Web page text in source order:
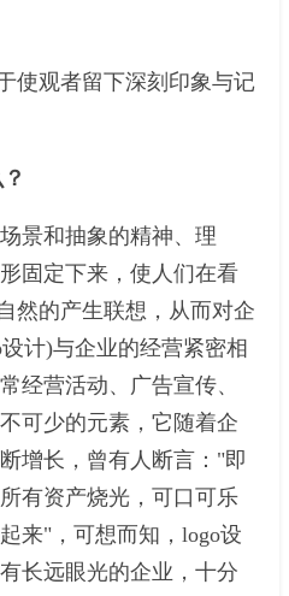
使观者留下深刻印象与记
景和抽象的精神、理
固定下来，使人们在看
然的产生联想，从而对企
计)与企业的经营紧密相
经营活动、广告宣传、
可少的元素，它随着企
增长，曾有人断言："即
有资产烧光，可口可乐
来"，可想而知，logo设
长远眼光的企业，十分